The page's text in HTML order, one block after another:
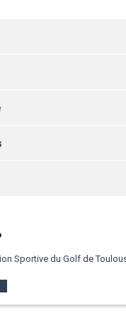
Sportive du Golf de